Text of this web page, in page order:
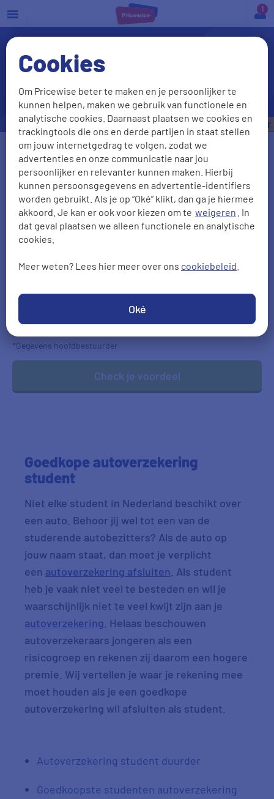
Cookies
Om Pricewise beter te maken en je persoonlijker te
kunnen helpen, maken we gebruik van functionele en
analytische cookies. Daarnaast plaatsen we cookies en
trackingtools die ons en derde partijen in staat stellen
om jouw internetgedrag te volgen, zodat we
advertenties en onze communicatie naar jou
persoonlijker en relevanter kunnen maken. Hierbij
kunnen persoonsgegevens en advertentie-identifiers
worden gebruikt. Als je op “Oké” klikt, dan ga je hiermee
akkoord. Je kan er ook voor kiezen om te weigeren . In
dat geval plaatsen we alleen functionele en analytische
cookies.
Meer weten? Lees hier meer over ons cookiebeleid
Oké
a
Goedkope autoverzekering
student
Check onze beste deals
Vul je kenteken in
Kenteken onbekend
Postcode Huisnr + Toevoeging
Geboortedatum
*Gegevens hoofdbestuurder
Check je voordeel
Bespaar tot €535,- per jaar
Goedkope autoverzekering
student
Niet elke student in Nederland beschikt over
een auto. Behoor jij wel tot een van de
studerende autobezitters? Als de auto op
jouw naam staat, dan moet je verplicht
een autoverzekering afsluiten . Als student
heb je vaak niet veel te besteden en wil je
waarschijnlijk niet te veel kwijt zijn aan je
autoverzekering . Helaas beschouwen
autoverzekeraars jongeren als een
risicogroep en rekenen zij daarom een hogere
premie. Wij vertellen je waar je rekening mee
moet houden als je een goedkope
autoverzekering wil afsluiten als student.
Autoverzekering student duurder
Goedkoopste studenten autoverzekering